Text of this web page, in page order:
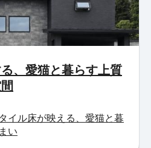
、愛猫と暮らす上質
イル床が映える、愛猫と暮
い